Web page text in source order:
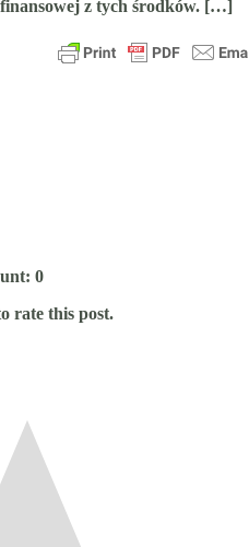
z tych środków. […]
0
rate this post.